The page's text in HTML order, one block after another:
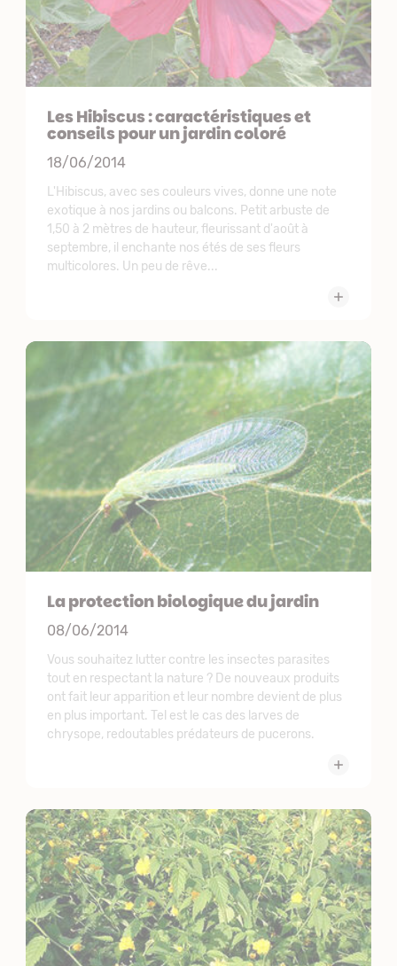
Les Hibiscus : caractéristiques et
conseils pour un jardin coloré
18/06/2014
L'Hibiscus, avec ses couleurs vives, donne une note
exotique à nos jardins ou balcons. Petit arbuste de
1,50 à 2 mètres de hauteur, fleurissant d'août à
septembre, il enchante nos étés de ses fleurs
multicolores. Un peu de rêve...
La protection biologique du jardin
08/06/2014
Vous souhaitez lutter contre les insectes parasites
tout en respectant la nature ? De nouveaux produits
ont fait leur apparition et leur nombre devient de plus
en plus important. Tel est le cas des larves de
chrysope, redoutables prédateurs de pucerons.